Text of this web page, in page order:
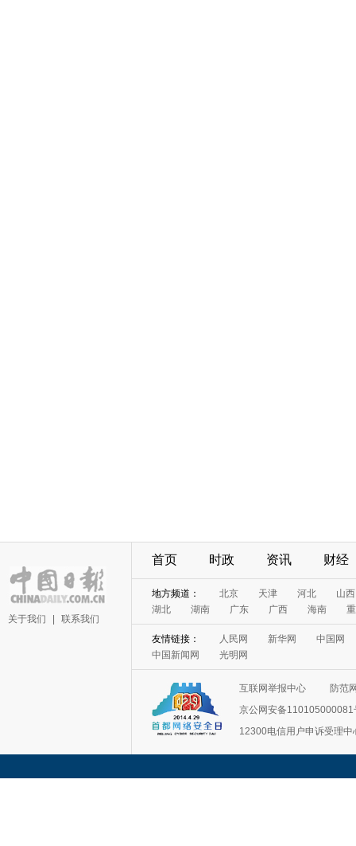
关于我们 联系我们
首页 时政 资讯 财经
地方频道： 北京 天津 河北
山西
湖北
湖南 广东 广西 海南
友情链接： 人民网 新华网
中国网
中国新闻网
光明网
互联网举报中心
防范
京公网安备110105000081
12300电信用户申诉受理中